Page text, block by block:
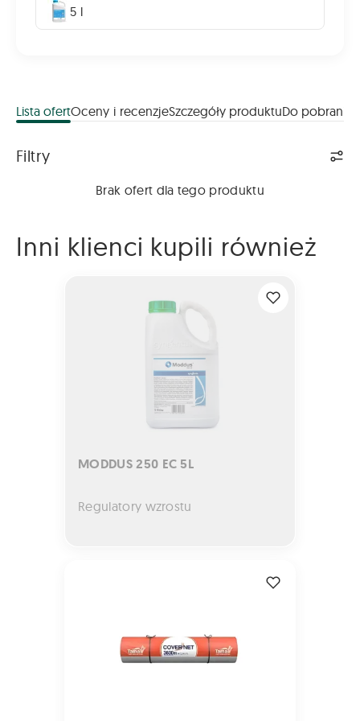
5 l
Lista ofertOceny i recenzjeSzczegóły produktuDo pobrania
Filtry
Brak ofert dla tego produktu
Inni klienci kupili również
MODDUS 250 EC 5L
Regulatory wzrostu